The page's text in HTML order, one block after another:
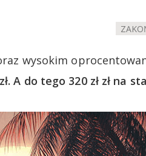
wysokim
A do tego 320 zł zł na